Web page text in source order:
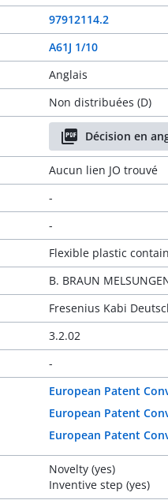
97912114.2
A61J 1/10
Anglais
Non distribuées (D)
Décision en
Aucun lien JO trouvé
-
-
Flexible plastic
B. BRAUN
Fresenius Kabi
3.2.02
-
European Patent
European Patent
European Patent
Novelty (yes)
Inventive step (yes)